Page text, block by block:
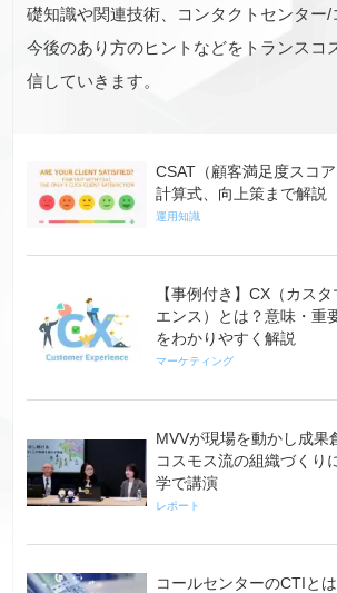
礎知識や関連技術、コンタクトセンター
今後のあり方のヒントなどをトランスコ
信していきます。
CSAT（顧客満足度スコア
計算式、向上策まで解説
運用知識
【事例付き】CX（カス
エンス）とは？意味・重
をわかりやすく解説
マーケティング
MVVが現場を動かし成
コスモス流の組織づくり
学で講演
レポート
コールセンターのCTIと